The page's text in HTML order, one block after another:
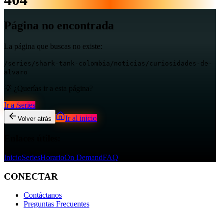
Página no encontrada
La página que buscas no existe:
/series/shark-tank-colombia/noticias/curiosidades-de-
alvaro
💡 ¿Querías ir a esta página?
Ir a /series
Volver atrás Ir al inicio
InicioSeriesHorarioOn DemandFAQ
CONECTAR
Contáctanos
Preguntas Frecuentes